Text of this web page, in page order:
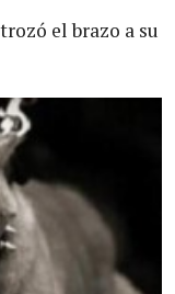
el brazo a su